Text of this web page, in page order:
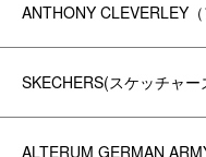
ANTHONY CLEVERLEY
SKECHERS(スケッチャー
ALTERUM GERMAN